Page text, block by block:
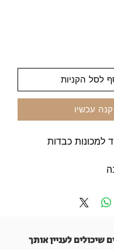
לסל הקניות
קנה עכשיו
כבדות
שיכולים לעניין אותך